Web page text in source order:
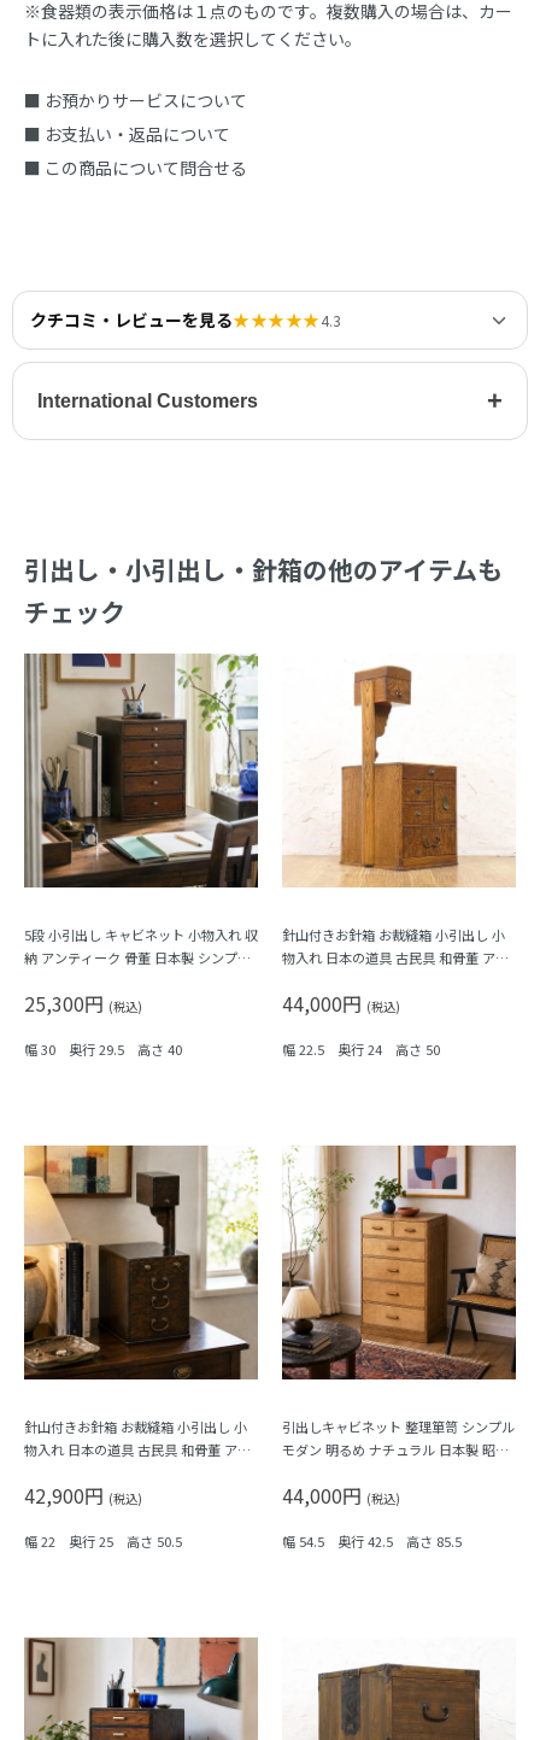
※食器類の表示価格は１点のものです。複数購入の場合は、カー
トに入れた後に購入数を選択してください。
■ お預かりサービスについて
■ お支払い・返品について
■ この商品について問合せる
クチコミ・レビューを見る★★★★★4.3
International Customers +
引出し・小引出し・針箱の他のアイテムも
チェック
5段 小引出し キャビネット 小物入れ 収
納 アンティーク 骨董 日本製 シンプル
25,300円 (税込)
幅 30 奥行 29.5 高さ 40
針山付きお針箱 お裁縫箱 小引出し 小
物入れ 日本の道具 古民具 和骨董 アン
44,000円 (税込)
幅 22.5 奥行 24 高さ 50
針山付きお針箱 お裁縫箱 小引出し 小
物入れ 日本の道具 古民具 和骨董 アン
42,900円 (税込)
幅 22 奥行 25 高さ 50.5
引出しキャビネット 整理箪笥 シンプル
モダン 明るめ ナチュラル 日本製 昭和
44,000円 (税込)
幅 54.5 奥行 42.5 高さ 85.5